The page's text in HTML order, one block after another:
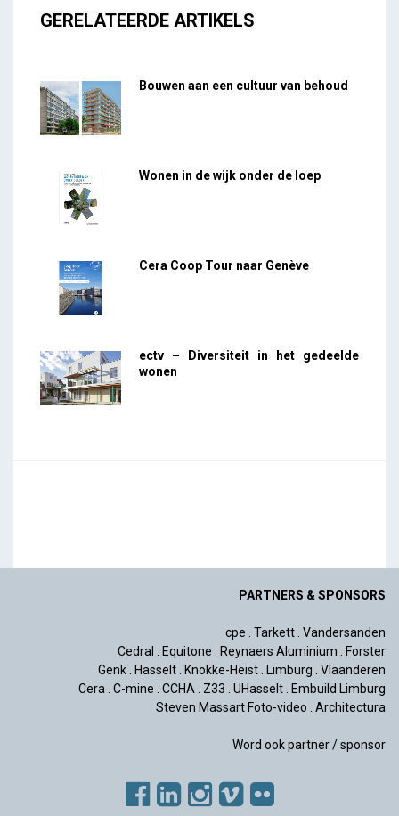
GERELATEERDE ARTIKELS
Bouwen aan een cultuur van behoud
Wonen in de wijk onder de loep
Cera Coop Tour naar Genève
ectv – Diversiteit in het gedeelde
wonen
PARTNERS & SPONSORS
cpe Tarkett Vandersanden
Cedral
Equitone Reynaers Aluminium
Forster
Genk
Hasselt Knokke-Heist Limburg
Vlaanderen
Cera
C-mine CCHA Z33 UHasselt
Embuild Limburg
Steven Massart Foto-video
Architectura
Word ook partner / sponsor